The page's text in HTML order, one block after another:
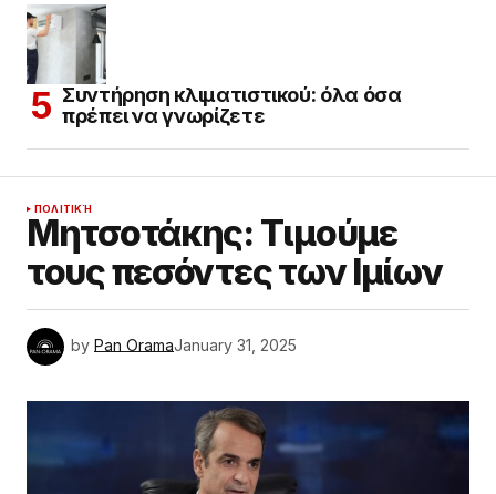
Συντήρηση κλιματιστικού: όλα όσα
πρέπει να γνωρίζετε
ΠΟΛΙΤΙΚΉ
Μητσοτάκης: Τιμούμε
τους πεσόντες των Ιμίων
by Pan OramaJanuary 31, 2025